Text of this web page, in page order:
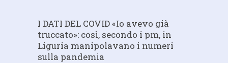
I DATI DEL COVID «Io avevo già
truccato»: così, secondo i pm, in
Liguria manipolavano i numeri
sulla pandemia